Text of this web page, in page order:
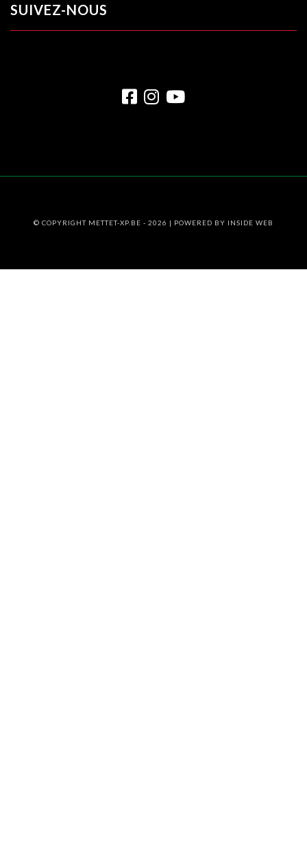
SUIVEZ-NOUS
© COPYRIGHT METTET-XP.BE - 2026 | POWERED BY INSIDE WEB